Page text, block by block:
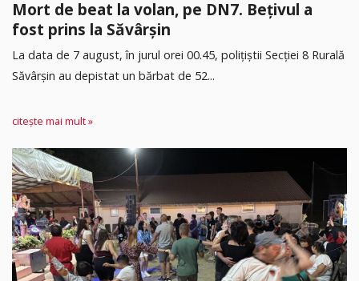
Mort de beat la volan, pe DN7. Bețivul a
fost prins la Săvârșin
​La data de 7 august, în jurul orei 00.45, polițiștii Secției 8 Rurală
Săvârșin au depistat un bărbat de 52...
citește mai mult »